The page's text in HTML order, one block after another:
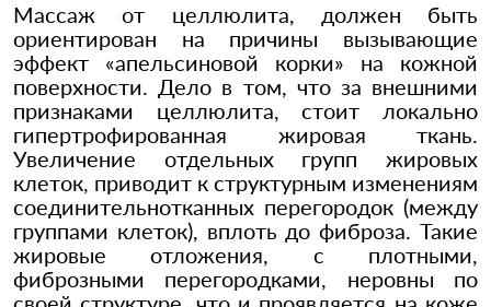
Массаж от целлюлита, должен быть
ориентирован на причины вызывающие
эффект «апельсиновой корки» на кожной
поверхности. Дело в том, что за внешними
признаками целлюлита, стоит локально
гипертрофированная жировая ткань.
Увеличение отдельных групп жировых
клеток, приводит к структурным изменениям
соединительнотканных перегородок (между
группами клеток), вплоть до фиброза. Такие
жировые отложения, с плотными,
фиброзными перегородками, неровны по